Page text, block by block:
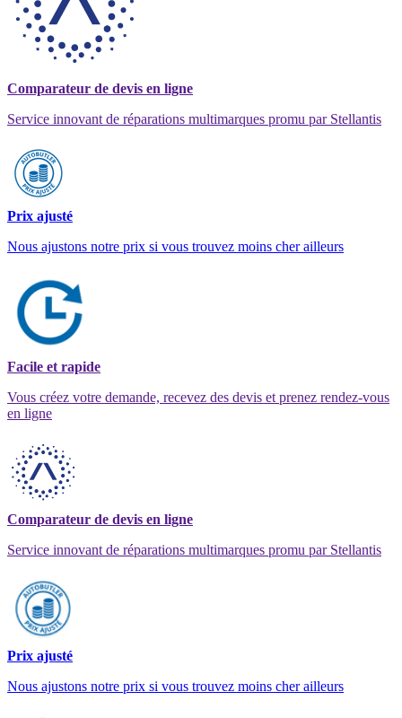
Comparateur de devis en ligne
Service innovant de réparations multimarques promu par Stellantis
Prix ajusté
Nous ajustons notre prix si vous trouvez moins cher ailleurs
Facile et rapide
Vous créez votre demande, recevez des devis et prenez rendez-vous
en ligne
Comparateur de devis en ligne
Service innovant de réparations multimarques promu par Stellantis
Prix ajusté
Nous ajustons notre prix si vous trouvez moins cher ailleurs